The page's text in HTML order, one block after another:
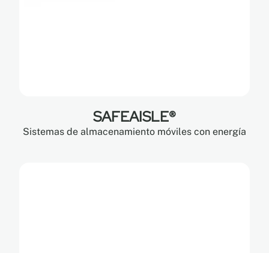
SAFEAISLE®
Sistemas de almacenamiento móviles con energía